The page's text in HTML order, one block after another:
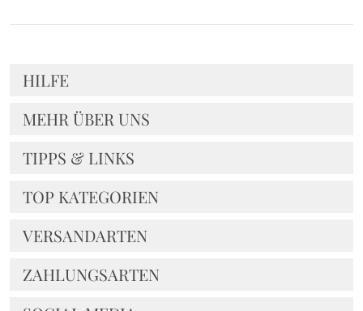
HILFE
MEHR ÜBER UNS
TIPPS & LINKS
TOP KATEGORIEN
VERSANDARTEN
ZAHLUNGSARTEN